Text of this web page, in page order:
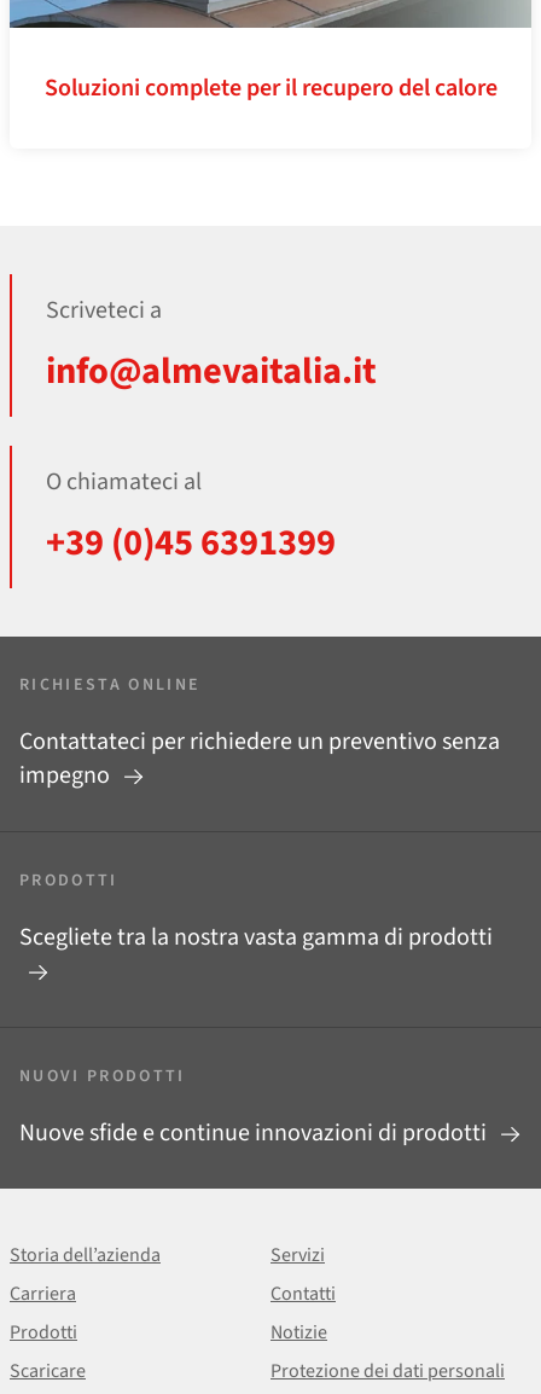
Soluzioni complete per il recupero del calore
Scriveteci a
info@almevaitalia.it
O chiamateci al
+39 (0)45 6391399
RICHIESTA ONLINE
Contattateci per richiedere un preventivo senza
impegno
PRODOTTI
Scegliete tra la nostra vasta gamma di prodotti
NUOVI PRODOTTI
Nuove sfide e continue innovazioni di prodotti
Storia dell’azienda
Servizi
Carriera
Contatti
Prodotti
Notizie
Scaricare
Protezione dei dati personali